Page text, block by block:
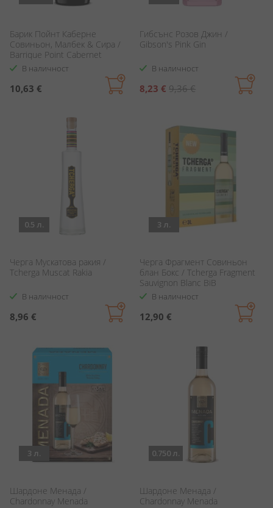
Барик Пойнт Каберне
Совиньон, Малбек & Сира /
Barrique Point Cabernet
Sauvignon, Malbec & Syrah
В наличност
10,63 €
Гибсънс Розов Джин /
Gibson's Pink Gin
В наличност
Специална
8,23 € 9,36 €
0.5 л.
Черга Мускатова ракия /
Tcherga Muscat Rakia
В наличност
8,96 €
3 л.
Черга Фрагмент Совиньон
блан Бокс / Tcherga Fragment
Sauvignon Blanc BiB
В наличност
12,90 €
3 л.
Шардоне Менада /
Chardonnay Menada
0.750 л.
Шардоне Менада /
Chardonnay Menada